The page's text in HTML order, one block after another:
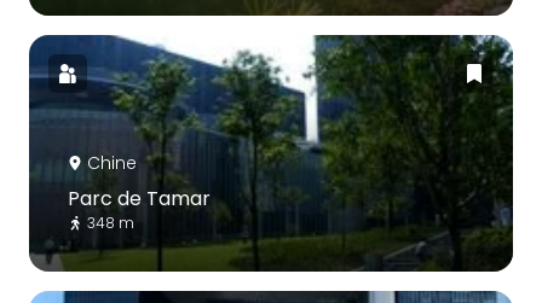
Chine
Parc de Tamar
348 m